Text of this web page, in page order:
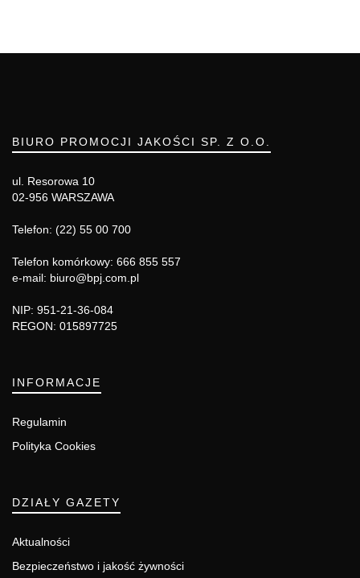
BIURO PROMOCJI JAKOŚCI SP. Z O.O.
ul. Resorowa 10
02-956 WARSZAWA
Telefon: (22) 55 00 700
Telefon komórkowy: 666 855 557
e-mail: biuro@bpj.com.pl
NIP: 951-21-36-084
REGON: 015897725
INFORMACJE
Regulamin
Polityka Cookies
DZIAŁY GAZETY
Aktualności
Bezpieczeństwo i jakość żywności